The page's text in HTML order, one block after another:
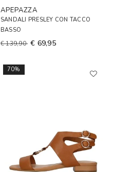
APEPAZZA
SANDALI PRESLEY CON TACCO
BASSO
€ 139,90 € 69,95
70%